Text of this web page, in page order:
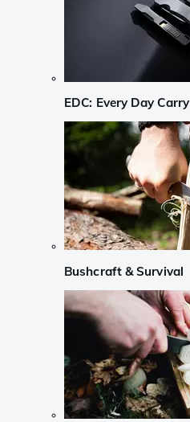
EDC: Every Day Carry
Bushcraft & Survival